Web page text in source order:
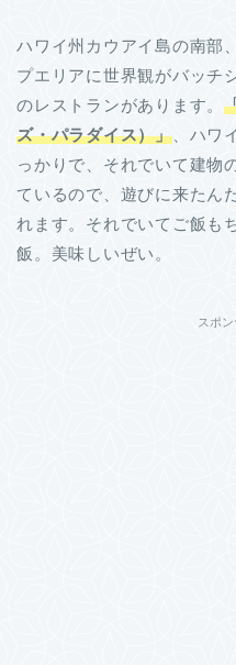
ハワイ州カウアイ島の南部
プエリアに世界観がバッチ
のレストランがあります。
ズ・パラダイス）」、ハワ
っかりで、それでいて建物
ているので、遊びに来たん
れます。それでいてご飯も
飯。美味しいぜい。
スポ